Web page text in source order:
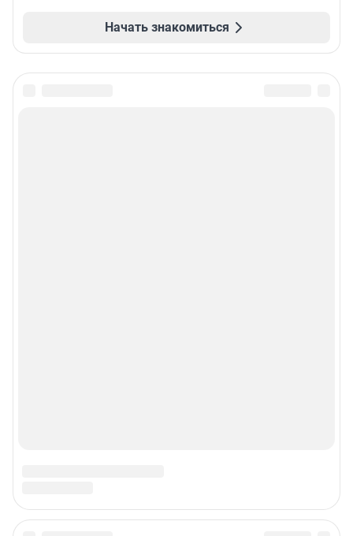
Начать знакомиться